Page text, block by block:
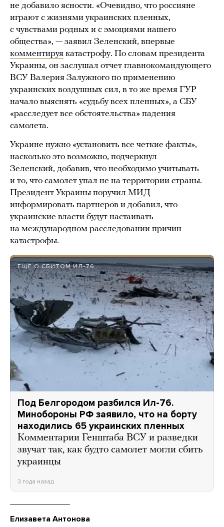
не добавило ясности. «Очевидно, что россияне
играют с жизнями украинских пленных,
с чувствами родных и с эмоциями нашего
общества», — заявил Зеленский, впервые
комментируя катастрофу. По словам президента
Украины, он заслушал отчет главнокомандующего
ВСУ Валерия Залужного по применению
украинских воздушных сил, в то же время ГУР
начало выяснять «судьбу всех пленных», а СБУ
«расследует все обстоятельства» падения
самолета.
Украине нужно «установить все четкие факты»,
насколько это возможно, подчеркнул
Зеленский, добавив, что необходимо учитывать
и то, что самолет упал не на территории страны.
Президент Украины поручил МИД
информировать партнеров и добавил, что
украинские власти будут настаивать
на международном расследовании причин
катастрофы.
ЕЩЕ О СБИТОМ ИЛ-76
Под Белгородом разбился Ил-76.
Минобороны РФ заявило, что на борту
находились 65 украинских пленных
Комментарии Генштаба ВСУ и разведки
звучат так, как будто самолет могли сбить
украинцы
3 года назад
Елизавета Антонова